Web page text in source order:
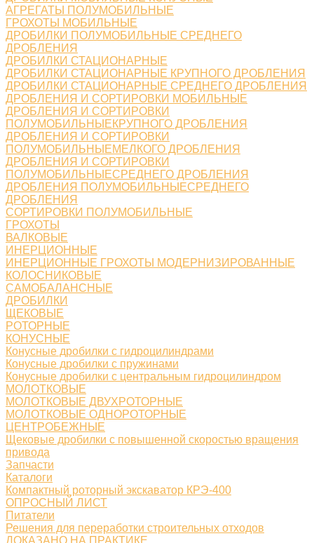
АГРЕГАТЫ ПОЛУМОБИЛЬНЫЕ
ГРОХОТЫ МОБИЛЬНЫЕ
ДРОБИЛКИ ПОЛУМОБИЛЬНЫЕ СРЕДНЕГО
ДРОБЛЕНИЯ
ДРОБИЛКИ СТАЦИОНАРНЫЕ
ДРОБИЛКИ СТАЦИОНАРНЫЕ КРУПНОГО ДРОБЛЕНИЯ
ДРОБИЛКИ СТАЦИОНАРНЫЕ СРЕДНЕГО ДРОБЛЕНИЯ
ДРОБЛЕНИЯ И СОРТИРОВКИ МОБИЛЬНЫЕ
ДРОБЛЕНИЯ И СОРТИРОВКИ
ПОЛУМОБИЛЬНЫЕКРУПНОГО ДРОБЛЕНИЯ
ДРОБЛЕНИЯ И СОРТИРОВКИ
ПОЛУМОБИЛЬНЫЕМЕЛКОГО ДРОБЛЕНИЯ
ДРОБЛЕНИЯ И СОРТИРОВКИ
ПОЛУМОБИЛЬНЫЕСРЕДНЕГО ДРОБЛЕНИЯ
ДРОБЛЕНИЯ ПОЛУМОБИЛЬНЫЕСРЕДНЕГО
ДРОБЛЕНИЯ
СОРТИРОВКИ ПОЛУМОБИЛЬНЫЕ
ГРОХОТЫ
ВАЛКОВЫЕ
ИНЕРЦИОННЫЕ
ИНЕРЦИОННЫЕ ГРОХОТЫ МОДЕРНИЗИРОВАННЫЕ
КОЛОСНИКОВЫЕ
САМОБАЛАНСНЫЕ
ДРОБИЛКИ
ЩЕКОВЫЕ
РОТОРНЫЕ
КОНУСНЫЕ
Конусные дробилки с гидроцилиндрами
Конусные дробилки с пружинами
Конусные дробилки с центральным гидроцилиндром
МОЛОТКОВЫЕ
МОЛОТКОВЫЕ ДВУХРОТОРНЫЕ
МОЛОТКОВЫЕ ОДНОРОТОРНЫЕ
ЦЕНТРОБЕЖНЫЕ
Щековые дробилки с повышенной скоростью вращения
привода
Запчасти
Каталоги
Компактный роторный экскаватор КРЭ-400
ОПРОСНЫЙ ЛИСТ
Питатели
Решения для переработки строительных отходов
ДОКАЗАНО НА ПРАКТИКЕ